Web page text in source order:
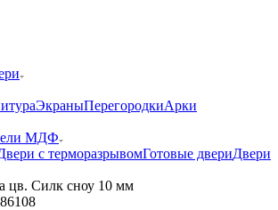
ЭкраныПерегородкиАрки
МДФ
с терморазрывомГотовые двериДвери
цв. Силк сноу 10 мм